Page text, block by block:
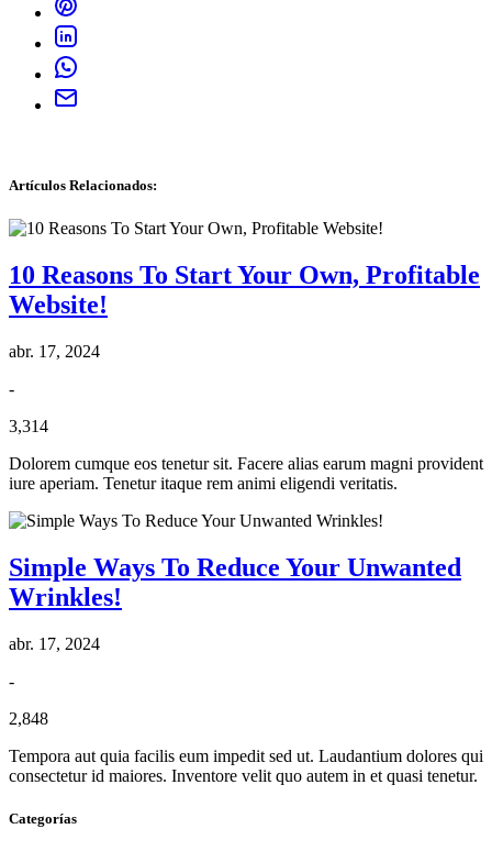
Artículos Relacionados:
10 Reasons To Start Your Own, Profitable
Website!
abr. 17, 2024
-
3,314
Dolorem cumque eos tenetur sit. Facere alias earum magni provident
iure aperiam. Tenetur itaque rem animi eligendi veritatis.
Simple Ways To Reduce Your Unwanted
Wrinkles!
abr. 17, 2024
-
2,848
Tempora aut quia facilis eum impedit sed ut. Laudantium dolores qui
consectetur id maiores. Inventore velit quo autem in et quasi tenetur.
Categorías